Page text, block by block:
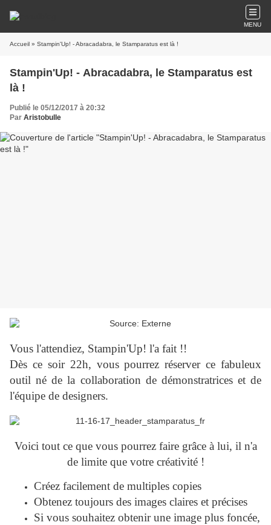
MENU
Accueil » Stampin'Up! - Abracadabra, le Stamparatus est là !
Stampin'Up! - Abracadabra, le Stamparatus est
là !
Publié le 05/12/2017 à 20:32
Par Aristobulle
Vous l'attendiez, Stampin'Up! l'a fait !!
Dès ce soir 22h, vous pourrez réserver ce fabuleux
outil né de la collaboration de démonstratrices et de
l'équipe de designers.
Voici tout ce que vous pourrez faire grâce à lui, il n'a
de limite que votre créativité !
Créez facilement de multiples copies
Obtenez toujours des images claires et précises
Si vous souhaitez obtenir une image plus foncée,